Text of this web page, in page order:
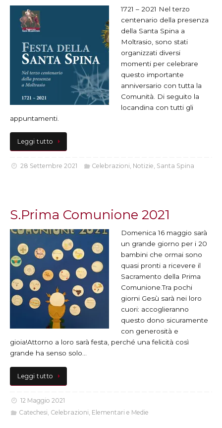
1721 – 2021 Nel terzo
centenario della presenza
della Santa Spina a
Moltrasio, sono stati
organizzati diversi
momenti per celebrare
questo importante
anniversario con tutta la
Comunità. Di seguito la
locandina con tutti gli
appuntamenti.
Leggi tutto
28 Settembre 2021 Celebrazioni Notizie Santa Spina
S.Prima Comunione 2021
Domenica 16 maggio sarà
un grande giorno per i 20
bambini che ormai sono
quasi pronti a ricevere il
Sacramento della Prima
Comunione.Tra pochi
giorni Gesù sarà nei loro
cuori: accoglieranno
questo dono sicuramente
con generosità e
gioia!Attorno a loro sarà festa, perché una felicità così
grande ha senso solo…
Leggi tutto
12 Maggio 2021
Catechesi Celebrazioni Elementari e Medie